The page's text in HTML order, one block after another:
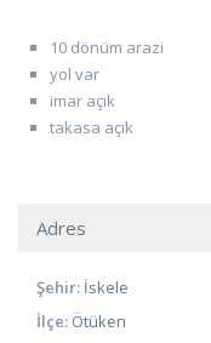
10 dönüm arazi
yol var
imar açık
takasa açık
Adres
Şehir: İskele
İlçe: Ötüken